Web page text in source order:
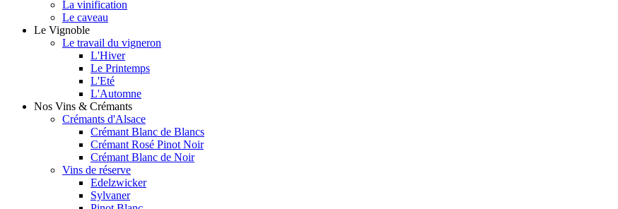
La vinification
Le caveau
Le Vignoble
Le travail du vigneron
L'Hiver
Le Printemps
L'Eté
L'Automne
Nos Vins & Crémants
Crémants d'Alsace
Crémant Blanc de Blancs
Crémant Rosé Pinot Noir
Crémant Blanc de Noir
Vins de réserve
Edelzwicker
Sylvaner